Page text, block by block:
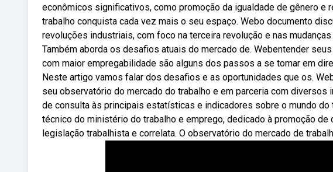
econômicos significativos, como promoção da igualdade de gênero e
trabalho conquista cada vez mais o seu espaço. Webo documento
revoluções industriais, com foco na terceira revolução e nas
Também aborda os desafios atuais do mercado de. Webentender
com maior empregabilidade são alguns dos passos a se tomar em
Neste artigo vamos falar dos desafios e as oportunidades que os.
seu observatório do mercado do trabalho e em parceria com
de consulta às principais estatísticas e indicadores sobre o mundo
técnico do ministério do trabalho e emprego, dedicado à promoção
legislação trabalhista e correlata. O observatório do mercado de